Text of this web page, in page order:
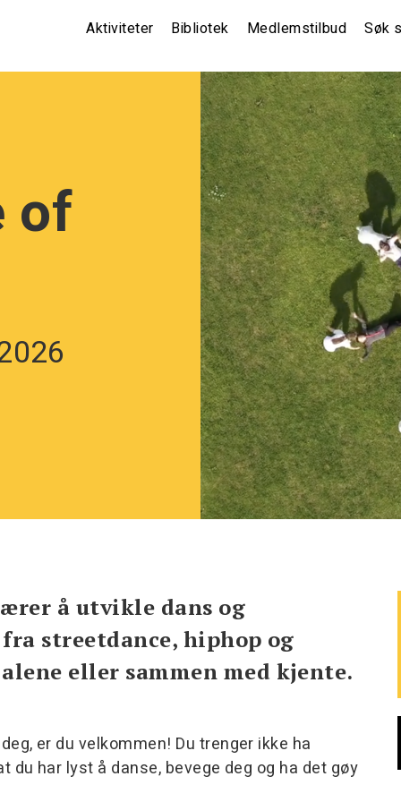
Main
(non
Aktiviteter Bibliotek Medlemstilbud Søk
of
å utvikle dans og
streetdance, hiphop og
eller sammen med kjente.
er du velkommen! Du trenger ikke ha
har lyst å danse, bevege deg og ha det gøy